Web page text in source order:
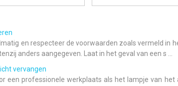
en respecteer de voorwaarden zoals vermeld in
anders aangegeven. Laat in het geval van een s ...
vervangen
een professionele werkplaats als het lampje van